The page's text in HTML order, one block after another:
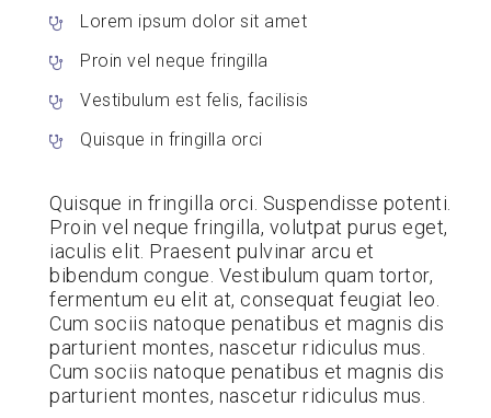
Lorem ipsum dolor sit amet
Proin vel neque fringilla
Vestibulum est felis, facilisis
Quisque in fringilla orci
Quisque in fringilla orci. Suspendisse potenti.
Proin vel neque fringilla, volutpat purus eget,
iaculis elit. Praesent pulvinar arcu et
bibendum congue. Vestibulum quam tortor,
fermentum eu elit at, consequat feugiat leo.
Cum sociis natoque penatibus et magnis dis
parturient montes, nascetur ridiculus mus.
Cum sociis natoque penatibus et magnis dis
parturient montes, nascetur ridiculus mus.